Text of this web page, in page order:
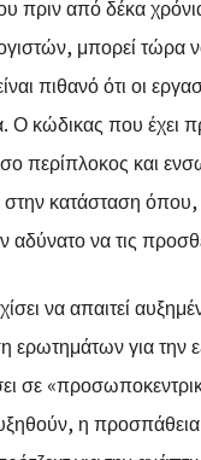
πριν από δέκα
μπορεί τώρα
πιθανό ότι οι
Ο κώδικας που έχει
περίπλοκος και
κατάσταση όπου,
αδύνατο να τις
να απαιτεί
ερωτημάτων για
σε
η